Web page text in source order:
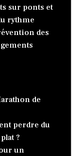
sur ponts et
rythme
des
de
perdre du
?
un